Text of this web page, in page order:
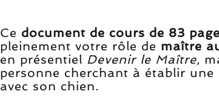
Ce document de cours de 83
pleinement votre rôle de maître
en présentiel Devenir le Maître,
personne cherchant à établir
avec son chien.